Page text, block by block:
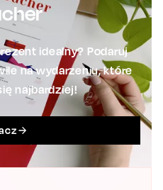
idealny? Podaruj
na wydarzeniu, które
najbardziej!